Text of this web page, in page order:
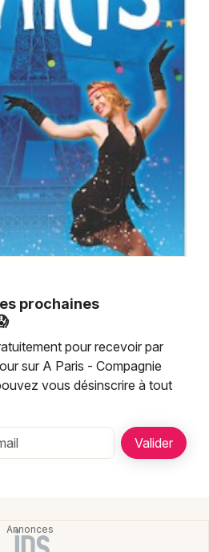
prochaines
pour recevoir par
sur A Paris - Compagnie
vous désinscrire à tout